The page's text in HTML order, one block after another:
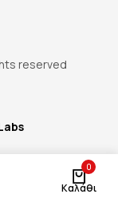
reserved
0
Καλάθι